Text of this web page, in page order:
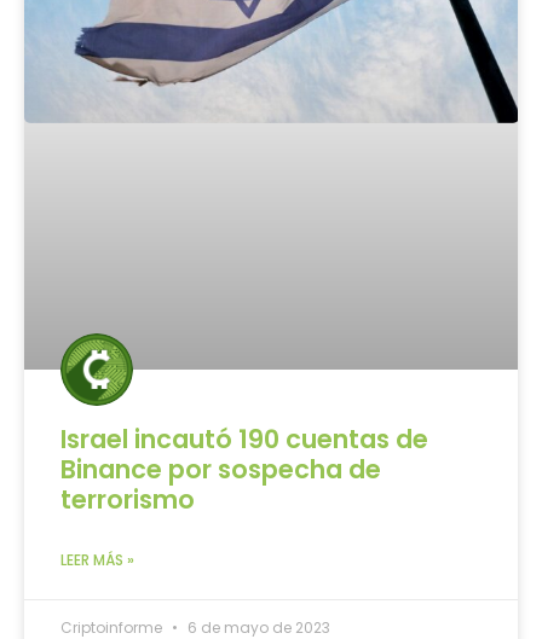
Israel incautó 190 cuentas de
Binance por sospecha de
terrorismo
LEER MÁS »
Criptoinforme 6 de mayo de 2023